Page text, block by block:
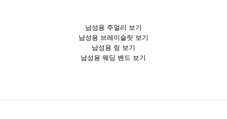
남성용 주얼리 보기
남성용 브레이슬릿 보기
남성용 링 보기
남성용 웨딩 밴드 보기